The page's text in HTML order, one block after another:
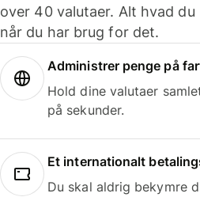
over 40 valutaer. Alt hvad
når du har brug for det.
Administrer penge på
Hold dine valutaer
på sekunder.
Et internationalt
Du skal aldrig bekymre